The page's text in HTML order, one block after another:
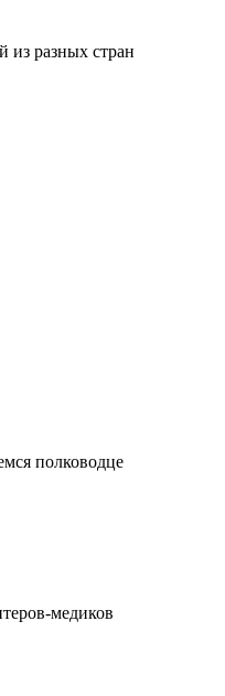
из разных стран
полководце
медиков